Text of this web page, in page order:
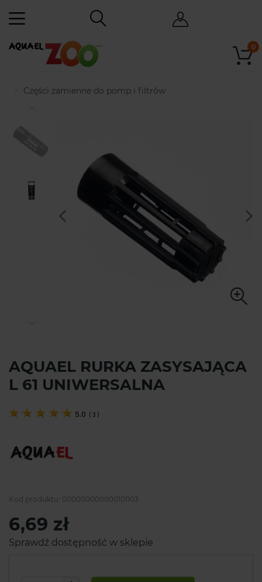
0
Części zamienne do pomp i filtrów
AQUAEL RURKA ZASYSAJĄCA
L 61 UNIWERSALNA
5.0 ( 3 )
Kod produktu: 000000000000101103
6,69 zł
Sprawdź dostępność w sklepie